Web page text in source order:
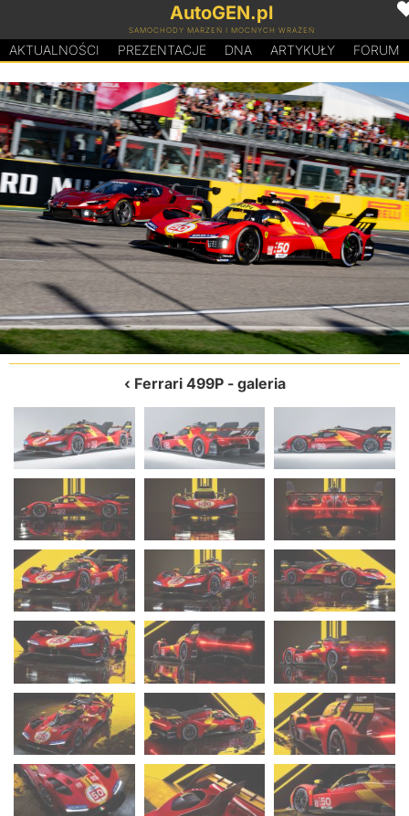
AutoGEN.pl
SAMOCHODY MARZEŃ I MOCNYCH WRAŻEŃ
AKTUALNOŚCI PREZENTACJE DNA ARTYKUŁY FORUM
Ferrari 499P- galeria